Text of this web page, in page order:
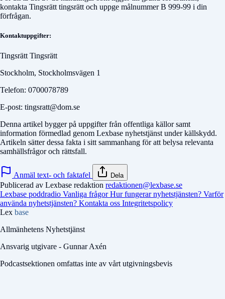
kontakta Tingsrätt tingsrätt och uppge målnummerB 999-99 i din
förfrågan.
Kontaktuppgifter:
Tingsrätt Tingsrätt
Stockholm, Stockholmsvägen 1
Telefon: 0700078789
E-post: tingsratt@dom.se
Denna artikel bygger på uppgifter från offentliga källor samt
information förmedlad genom Lexbase nyhetstjänst under källskydd.
Artikeln sätter dessa fakta i sitt sammanhang för att belysa relevanta
samhällsfrågor och rättsfall.
Anmäl text- och faktafel Dela
Publicerad av Lexbase redaktion redaktionen@lexbase.se
Lexbase poddradio Vanliga frågorHur fungerar nyhetstjänsten? Varför
använda nyhetstjänsten? Kontakta oss Integritetspolicy
Lex base
Allmänhetens Nyhetstjänst
Ansvarig utgivare - Gunnar Axén
Podcastsektionen omfattas inte av vårt utgivningsbevis